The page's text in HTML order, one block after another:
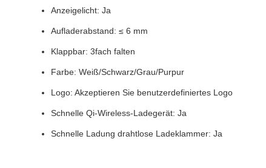
Anzeigelicht: Ja
Aufladerabstand: ≤ 6 mm
Klappbar: 3fach falten
Farbe: Weiß/Schwarz/Grau/Purpur
Logo: Akzeptieren Sie benutzerdefiniertes Logo
Schnelle Qi-Wireless-Ladegerät: Ja
Schnelle Ladung drahtlose Ladeklammer: Ja